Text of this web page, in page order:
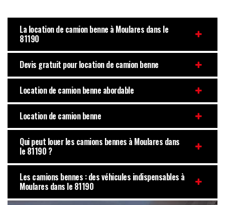
La location de camion benne à Moulares dans le
81190
Devis gratuit pour location de camion benne
Location de camion benne abordable
Location de camion benne
Qui peut louer les camions bennes à Moulares dans
le 81190 ?
Les camions bennes : des véhicules indispensables à
Moulares dans le 81190